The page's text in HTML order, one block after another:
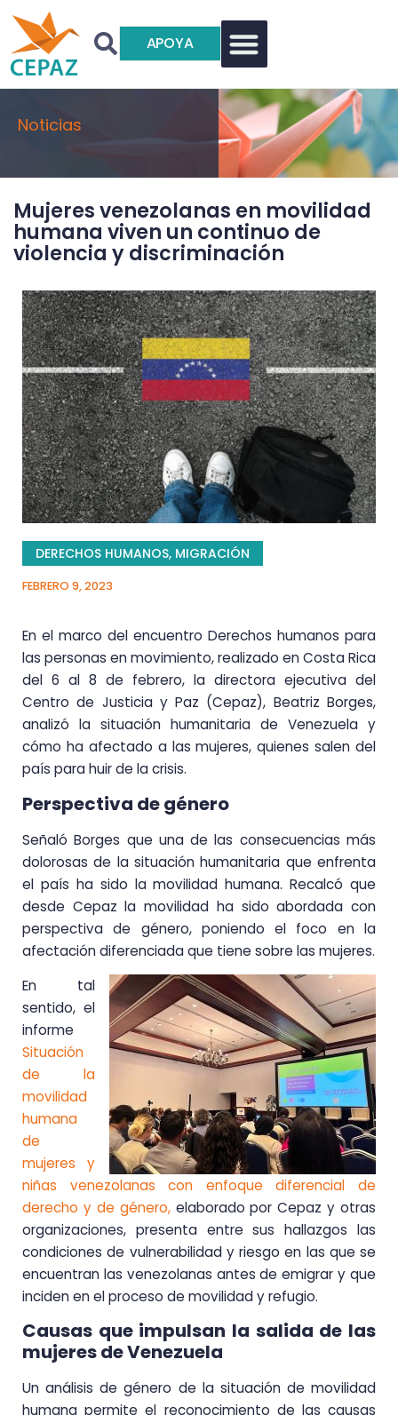
APOYA
Noticias
Mujeres venezolanas en movilidad
humana viven un continuo de
violencia y discriminación
DERECHOS HUMANOS, MIGRACIÓN
FEBRERO 9, 2023
En el marco del encuentro Derechos humanos para
las personas en movimiento, realizado en Costa Rica
del 6 al 8 de febrero, la directora ejecutiva del
Centro de Justicia y Paz (Cepaz), Beatriz Borges,
analizó la situación humanitaria de Venezuela y
cómo ha afectado a las mujeres, quienes salen del
país para huir de la crisis.
Perspectiva de género
Señaló Borges que una de las consecuencias más
dolorosas de la situación humanitaria que enfrenta
el país ha sido lamovilidad humana. Recalcó que
desde Cepaz la movilidad ha sidoabordada con
perspectiva de género, poniendo el foco en la
afectación diferenciada que tiene sobre las mujeres.
En tal
sentido, el
informe
Situación
de la
movilidad
humana
de
mujeres y
niñas venezolanas con enfoque diferencial de
derecho y de género,elaborado por Cepaz y otras
organizaciones, presenta entre sus hallazgos las
condiciones de vulnerabilidad y riesgo en las que se
encuentran las venezolanas antes de emigrar y que
inciden en el proceso de movilidad y refugio.
Causas que impulsan la salida de las
mujeres de Venezuela
Un análisis de género de la situación de movilidad
humana permite el reconocimiento de las causas